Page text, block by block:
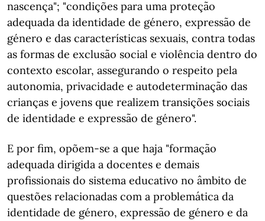
nascença"; "condições para uma proteção
adequada da identidade de género, expressão de
género e das características sexuais, contra todas
as formas de exclusão social e violência dentro do
contexto escolar, assegurando o respeito pela
autonomia, privacidade e autodeterminação das
crianças e jovens que realizem transições sociais
de identidade e expressão de género".
E por fim, opõem-se a que haja "formação
adequada dirigida a docentes e demais
profissionais do sistema educativo no âmbito de
questões relacionadas com a problemática da
identidade de género, expressão de género e da